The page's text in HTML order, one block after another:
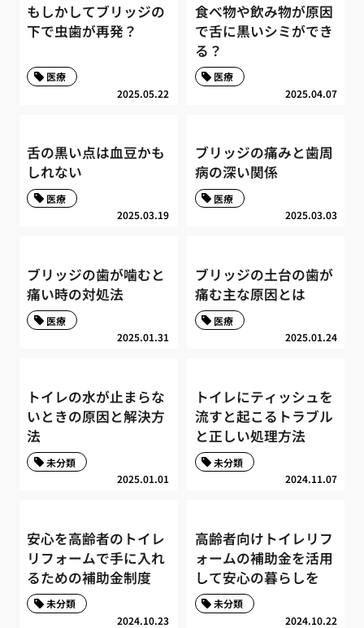
もしかしてブリッジの
下で虫歯が再発？
2025.05.22
医療
食べ物や飲み物が原因
で舌に黒いシミができ
る？
2025.04.07
医療
舌の黒い点は血豆かも
しれない
2025.03.19
医療
ブリッジの痛みと歯周
病の深い関係
2025.03.03
医療
ブリッジの歯が噛むと
痛い時の対処法
2025.01.31
医療
ブリッジの土台の歯が
痛む主な原因とは
2025.01.24
医療
トイレの水が止まらな
いときの原因と解決方
法
2025.01.01
未分類
トイレにティッシュを
流すと起こるトラブル
と正しい処理方法
2024.11.07
未分類
安心を高齢者のトイレ
リフォームで手に入れ
るための補助金制度
2024.10.23
未分類
高齢者向けトイレリフ
ォームの補助金を活用
して安心の暮らしを
2024.10.22
未分類